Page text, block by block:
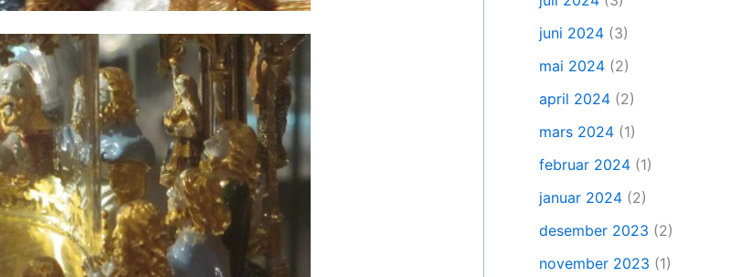
juni 2024 (3)
mai 2024 (2)
april 2024 (2)
mars 2024 (1)
februar 2024 (1)
januar 2024 (2)
desember 2023 (2)
november 2023 (1)